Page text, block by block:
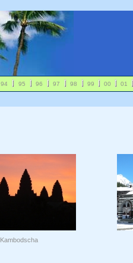
94 95 96 97 98 99 00 01
Kambodscha